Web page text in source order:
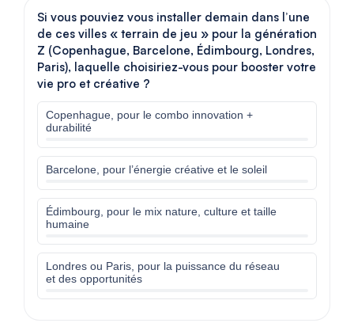
Si vous pouviez vous installer demain dans l’une
de ces villes « terrain de jeu » pour la génération
Z (Copenhague, Barcelone, Édimbourg, Londres,
Paris), laquelle choisiriez-vous pour booster votre
vie pro et créative ?
Copenhague, pour le combo innovation +
durabilité
Barcelone, pour l’énergie créative et le soleil
Édimbourg, pour le mix nature, culture et taille
humaine
Londres ou Paris, pour la puissance du réseau
et des opportunités